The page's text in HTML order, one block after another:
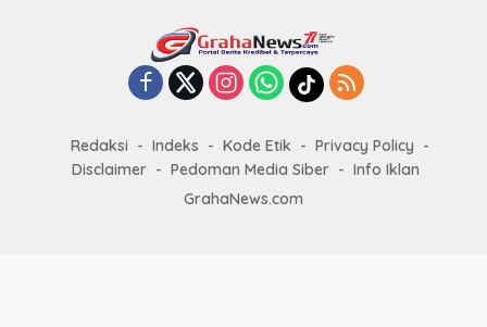
Redaksi Indeks Kode Etik
Privacy Policy
Disclaimer
Pedoman Media Siber
Info Iklan
GrahaNews.com